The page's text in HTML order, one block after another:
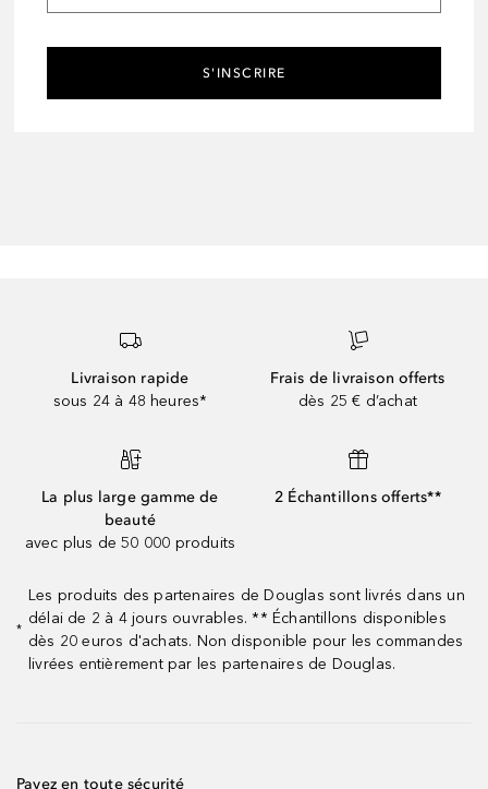
S'INSCRIRE
Livraison rapide
sous 24 à 48 heures*
Frais de livraison offerts
dès 25 € d’achat
La plus large gamme de
beauté
avec plus de 50 000 produits
2 Échantillons offerts**
*
Les produits des partenaires de Douglas sont livrés dans un
délai de 2 à 4 jours ouvrables. ** Échantillons disponibles
dès 20 euros d'achats. Non disponible pour les commandes
livrées entièrement par les partenaires de Douglas.
Payez en toute sécurité